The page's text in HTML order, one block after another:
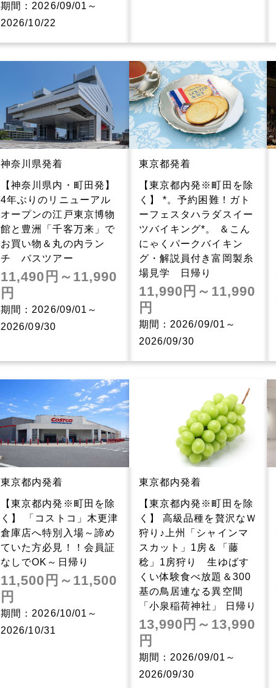
期間：2026/09/01～
2026/10/22
神奈川県発着
【神奈川県内・町田発】
4年ぶりのリニューアル
オープンの江戸東京博物
館と豊洲「千客万来」で
お買い物＆丸の内ラン
チ バスツアー
11,490円～11,990
円
期間：2026/09/01～
2026/09/30
東京都発着
【東京都内発※町田を除
く】 *。予約困難！ガト
ーフェスタハラダスイー
ツバイキング*。 ＆こん
にゃくパークバイキン
グ・解説員付き富岡製糸
場見学 日帰り
11,990円～11,990
円
期間：2026/09/01～
2026/09/30
東京都内発着
【東京都内発※町田を除
く】 「コストコ」木更津
倉庫店へ特別入場～諦め
ていた方必見！！会員証
なしでOK～日帰り
11,500円～11,500
円
期間：2026/10/01～
2026/10/31
東京都内発着
【東京都内発※町田を除
く】 高級品種を贅沢なＷ
狩り♪上州「シャインマ
スカット」1房＆「藤
稔」1房狩り 生ゆばす
くい体験食べ放題＆300
基の鳥居連なる異空間
「小泉稲荷神社」 日帰り
13,990円～13,990
円
期間：2026/09/01～
2026/09/30